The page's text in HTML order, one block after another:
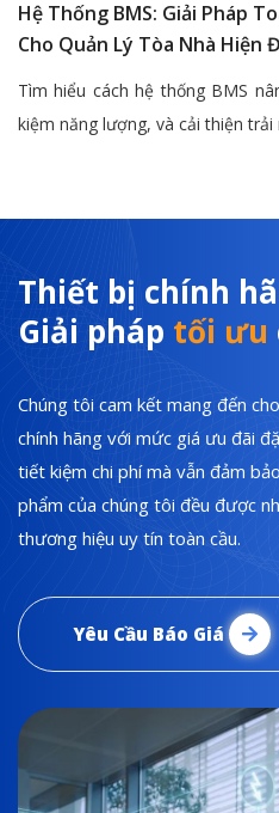
Hệ Thống BMS: Giải Pháp
Cho Quản Lý Tòa Nhà Hiện
Tìm hiểu cách hệ thống BMS
kiệm năng lượng, và cải thiện trải
Thiết bị chính
Giải pháp tối ưu
Chúng tôi cam kết mang đến
chính hãng với mức giá ưu đãi
tiết kiệm chi phí mà vẫn đảm
phẩm của chúng tôi đều được
thương hiệu uy tín toàn cầu.
Yêu Cầu Báo Giá